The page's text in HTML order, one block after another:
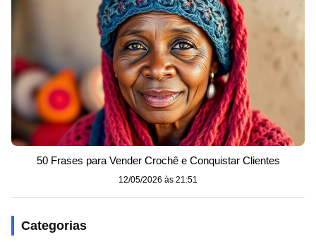
50 Frases para Vender Crochê e Conquistar Clientes
12/05/2026 às 21:51
Categorias